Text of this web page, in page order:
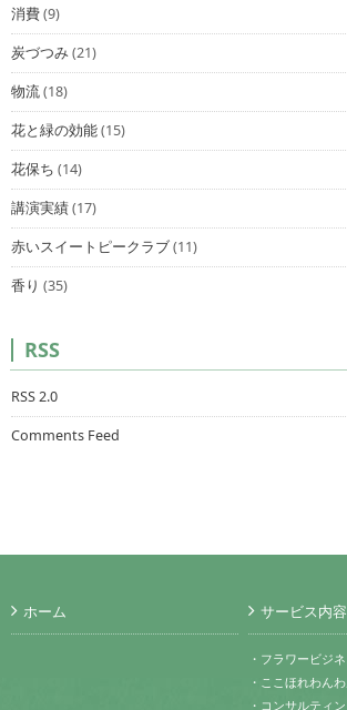
消費(9)
炭づつみ(21)
物流(18)
花と緑の効能(15)
花保ち (14)
講演実績(17)
赤いスイートピークラブ(11)
香り (35)
RSS
RSS 2.0
Comments Feed
ホーム サービス内容
・フラワービジ
・ここほれわん
・コンサルティ